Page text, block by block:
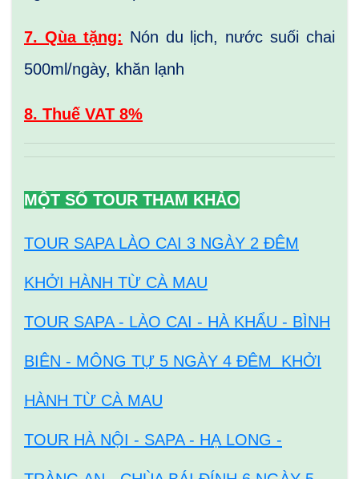
7. Qùa tặng: Nón du lịch, nước suối chai
500ml/ngày, khăn lạnh
8. Thuế VAT 8%
MỘT SỐ TOUR THAM KHẢO
TOUR SAPA LÀO CAI 3 NGÀY 2 ĐÊM
KHỞI HÀNH TỪ CÀ MAU
TOUR SAPA - LÀO CAI - HÀ KHẨU - BÌNH
BIÊN - MÔNG TỰ 5 NGÀY 4 ĐÊM KHỞI
HÀNH TỪ CÀ MAU
TOUR HÀ NỘI - SAPA - HẠ LONG -